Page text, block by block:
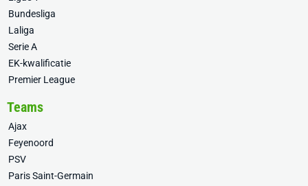
Bundesliga
Laliga
Serie A
EK-kwalificatie
Premier League
Teams
Ajax
Feyenoord
PSV
Paris Saint-Germain